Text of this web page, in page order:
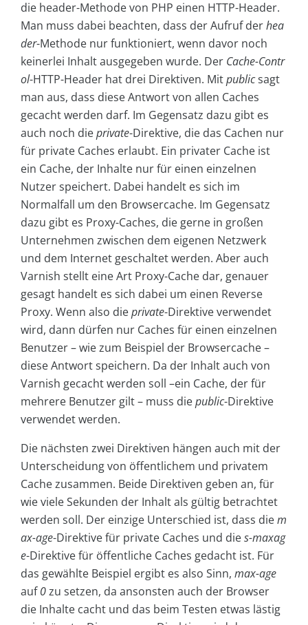
die header-Methode von PHP einen HTTP-Header.
Man muss dabei beachten, dass der Aufruf derhea
der-Methode nur funktioniert, wenn davor noch
keinerlei Inhalt ausgegeben wurde. Der Cache-Contr
ol-HTTP-Header hat drei Direktiven. Mitpublicsagt
man aus, dass diese Antwort von allen Caches
gecacht werden darf. Im Gegensatz dazu gibt es
auch noch dieprivate-Direktive, die das Cachen nur
für private Caches erlaubt. Ein privater Cache ist
ein Cache, der Inhalte nur für einen einzelnen
Nutzer speichert. Dabei handelt es sich im
Normalfall um den Browsercache. Im Gegensatz
dazu gibt es Proxy-Caches, die gerne in großen
Unternehmen zwischen dem eigenen Netzwerk
und dem Internet geschaltet werden. Aber auch
Varnish stellt eine Art Proxy-Cache dar, genauer
gesagt handelt es sich dabei um einen Reverse
Proxy. Wenn also dieprivate-Direktive verwendet
wird, dann dürfen nur Caches für einen einzelnen
Benutzer – wie zum Beispiel der Browsercache –
diese Antwort speichern. Da der Inhalt auch von
Varnish gecacht werden soll –ein Cache, der für
mehrere Benutzer gilt – muss diepublic-Direktive
verwendet werden.
Die nächsten zwei Direktiven hängen auch mit der
Unterscheidung von öffentlichem und privatem
Cache zusammen. Beide Direktiven geben an, für
wie viele Sekunden der Inhalt als gültig betrachtet
werden soll. Der einzige Unterschied ist, dass diem
ax-age-Direktive für private Caches und dies-maxag
e-Direktive für öffentliche Caches gedacht ist. Für
das gewählte Beispiel ergibt es also Sinn, max-age
auf0zu setzen, da ansonsten auch der Browser
die Inhalte cacht und das beim Testen etwas lästig